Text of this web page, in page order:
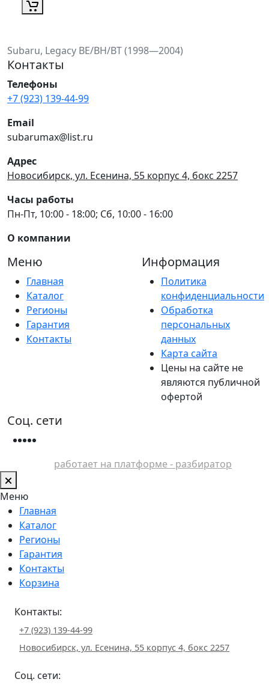
Subaru, Legacy BE/BH/BT (1998—2004)
Контакты
Телефоны
+7 (923) 139-44-99
Email
subarumax@list.ru
Адрес
Новосибирск, ул. Есенина, 55 корпус 4, бокс 2257
Часы работы
Пн-Пт, 10:00 - 18:00; Сб, 10:00 - 16:00
О компании
Меню
Главная
Каталог
Регионы
Гарантия
Контакты
Информация
Политика
конфиденциальности
Обработка
персональных
данных
Карта сайта
Цены на сайте не
являются публичной
офертой
Соц. сети
работает на платформе - разбиратор
Меню
Главная
Каталог
Регионы
Гарантия
Контакты
Корзина
Контакты:
+7 (923) 139-44-99
Новосибирск, ул. Есенина, 55 корпус 4, бокс 2257
Соц. сети: